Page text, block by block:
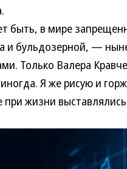
быть, в мире
и бульдозерной, —
Только Валера
Я же рисую и
жизни